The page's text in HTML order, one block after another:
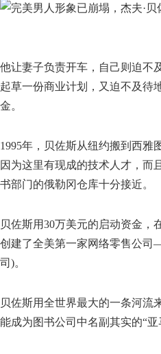
他让妻子负责开车，自己则迫不
起草一份商业计划，又迫不及待
金。
1995年，贝佐斯从纽约搬到西雅
因为这里有现成的技术人才，而
书部门的俄勒冈仓库十分接近。
贝佐斯用30万美元的启动资金，
创建了全美第一家网络零售公司
司)。
贝佐斯用全世界最大的一条河流
能成为图书公司中名副其实的“亚